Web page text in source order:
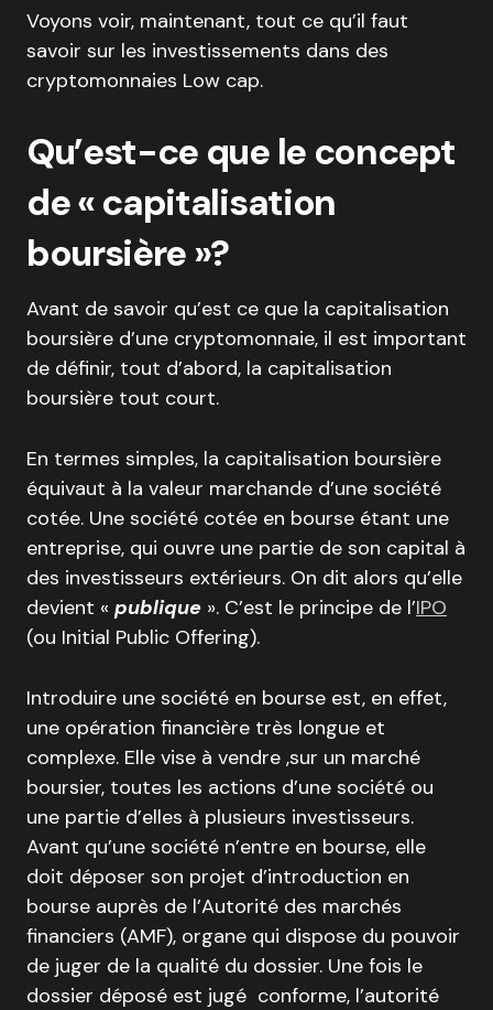
Voyons voir, maintenant, tout ce qu’il faut
savoir sur les investissements dans des
cryptomonnaies Low cap.
Qu’est-ce que le concept
de « capitalisation
boursière »?
Avant de savoir qu’est ce que la capitalisation
boursière d’une cryptomonnaie, il est important
de définir, tout d’abord, la capitalisation
boursière tout court.
En termes simples, la capitalisation boursière
équivaut à la valeur marchande d’une société
cotée. Une société cotée en bourse étant une
entreprise, qui ouvre une partie de son capital à
des investisseurs extérieurs. On dit alors qu’elle
devient « publique ». C’est le principe de l’IPO
(ou Initial Public Offering).
Introduire une société en bourse est, en effet,
une opération financière très longue et
complexe. Elle vise à vendre ,sur un marché
boursier, toutes les actions d’une société ou
une partie d’elles à plusieurs investisseurs.
Avant qu’une société n’entre en bourse, elle
doit déposer son projet d’introduction en
bourse auprès de l’Autorité des marchés
financiers (AMF), organe qui dispose du pouvoir
de juger de la qualité du dossier. Une fois le
dossier déposé est jugé conforme, l’autorité